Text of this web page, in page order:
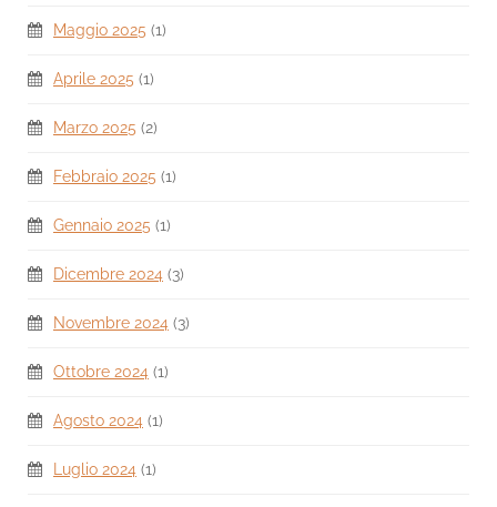
Maggio 2025 (1)
Aprile 2025 (1)
Marzo 2025 (2)
Febbraio 2025 (1)
Gennaio 2025 (1)
Dicembre 2024 (3)
Novembre 2024 (3)
Ottobre 2024 (1)
Agosto 2024 (1)
Luglio 2024 (1)